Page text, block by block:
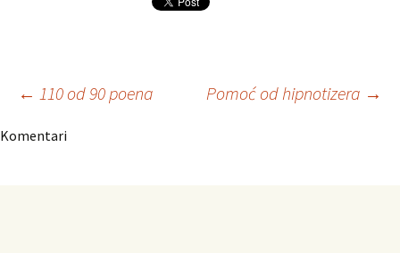
Navigacija
← 110 od 90 poena Pomoć od hipnotizera →
Komentari